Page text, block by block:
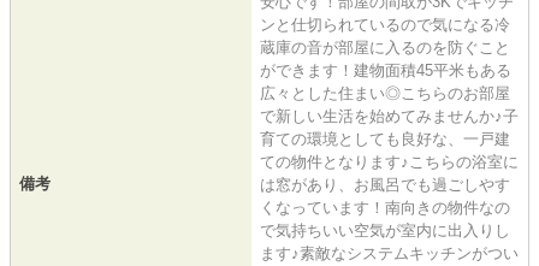
備考
ンと仕切られているので気になる冷
蔵庫の音が部屋に入るのを防ぐこと
ができます！建物面積45平米もある
広々とした住まい◎こちらのお部屋
で新しい生活を始めてみませんか♪子
育ての環境としても良好な、一戸建
ての物件となります♪こちらの浴室に
は窓があり、お風呂でも過ごしやす
くなっています！南向きの物件なの
で気持ちいい空気が室内に出入りし
ます♪素敵なシステムキッチンがつい